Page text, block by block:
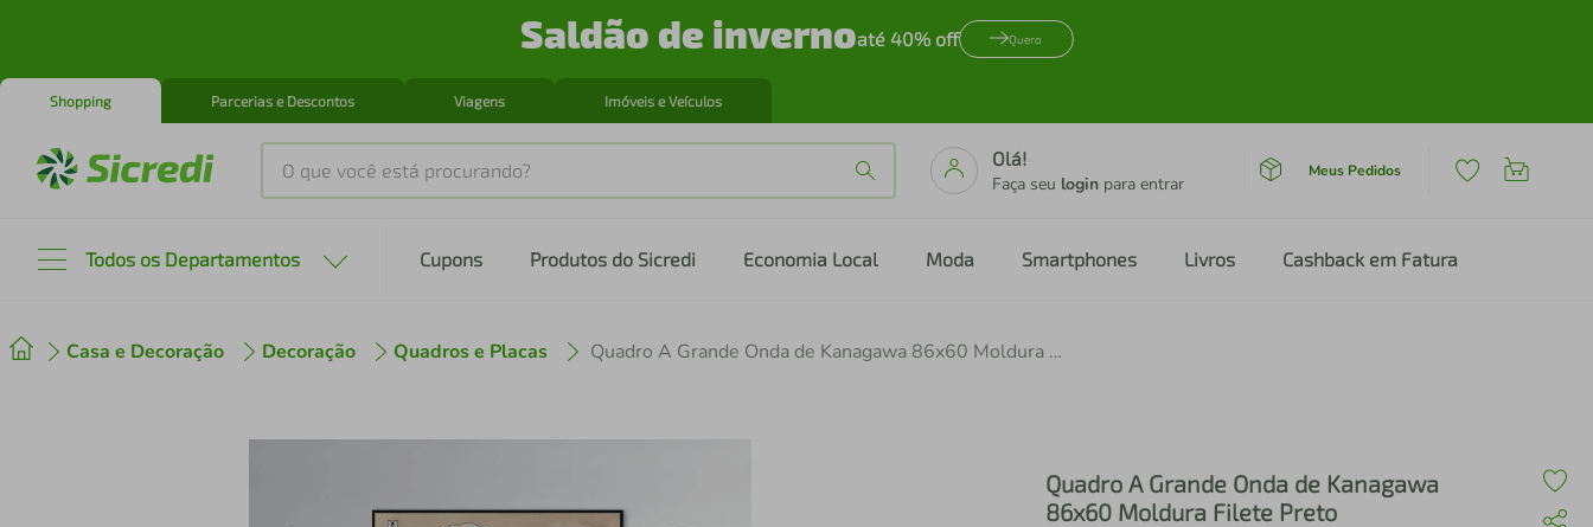
Saldão de invernoaté 40% off Quero
Shopping Parcerias e Descontos Viagens Imóveis e Veículos
O que você está procurando?
Olá!
Faça seu login para entrar
Meus Pedidos
Todos os Departamentos Cupons Produtos do Sicredi Economia Local Moda Smartphones Livros Cashback em Fatura
Casa e Decoração Decoração Quadros e Placas Quadro A Grande Onda de Kanagawa 86x60 Moldura Filete Preto
Quadro A Grande Onda de Kanagawa
86x60 Moldura Filete Preto
º cafeteira